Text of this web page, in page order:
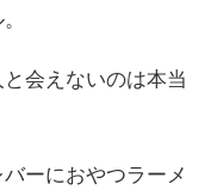
会えないのは本当
ーにおやつラーメ